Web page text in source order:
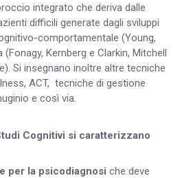
integrato che deriva dalle
difficili generate dagli sviluppi
comportamentale (Young,
Kernberg e Clarkin, Mitchell
Si insegnano inoltre altre tecniche
ACT, tecniche di gestione
e così via.
Cognitivi si caratterizzano
per la psicodiagnosi che deve